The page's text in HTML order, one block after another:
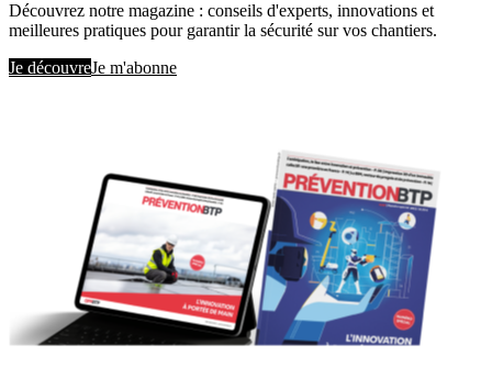
Découvrez notre magazine : conseils d'experts, innovations et
meilleures pratiques pour garantir la sécurité sur vos chantiers.
Je découvreJe m'abonne